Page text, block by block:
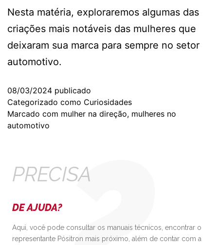
Nesta matéria, exploraremos algumas das
criações mais notáveis das mulheres que
deixaram sua marca para sempre no setor
automotivo.
08/03/2024 publicado
Categorizado como Curiosidades
Marcado com mulher na direção, mulheres no
automotivo
PRECISA
DE AJUDA?
Aqui, você pode consultar os manuais técnicos, encontrar o
representante Pósitron mais próximo, além de contar com a